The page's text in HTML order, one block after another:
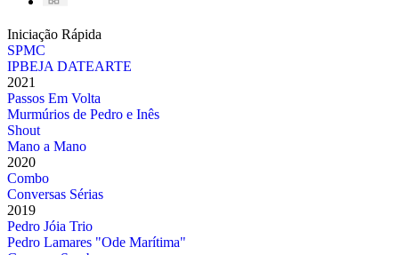
Iniciação Rápida
SPMC
IPBEJA DATEARTE
2021
Passos Em Volta
Murmúrios de Pedro e Inês
Shout
Mano a Mano
2020
Combo
Conversas Sérias
2019
Pedro Jóia Trio
Pedro Lamares "Ode Marítima"